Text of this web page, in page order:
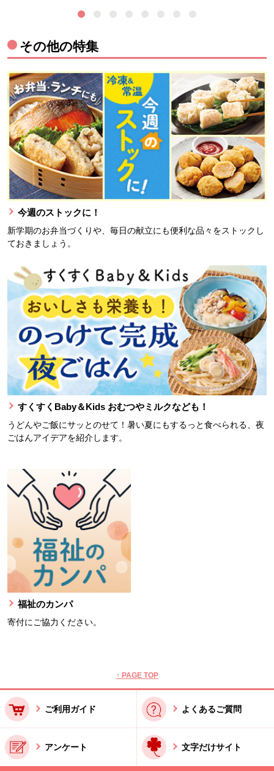
その他の特集
今週のストックに！
新学期のお弁当づくりや、毎日の献立にも便利な品々をストックし
ておきましょう。
すくすくBaby＆Kids おむつやミルクなども！
うどんやご飯にサッとのせて！暑い夏にもするっと食べられる、夜
ごはんアイデアを紹介します。
福祉のカンパ
寄付にご協力ください。
↑ PAGE TOP
ご利用ガイド よくあるご質問
アンケート 文字だけサイト